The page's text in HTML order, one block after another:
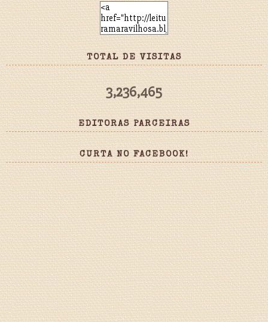
TOTAL DE VISITAS
3,236,465
EDITORAS PARCEIRAS
CURTA NO FACEBOOK!